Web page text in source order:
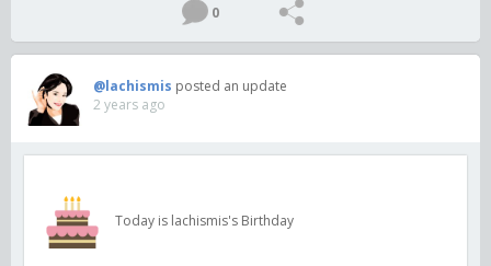
0
@lachismis posted an update
2 years ago
Today is lachismis's Birthday